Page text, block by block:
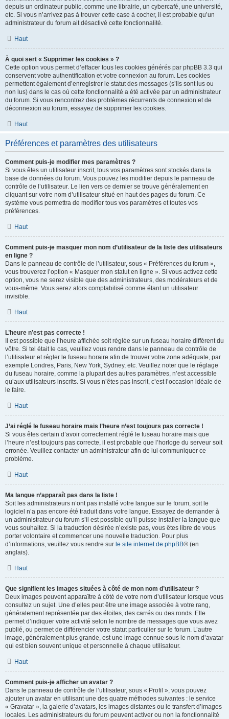
depuis un ordinateur public, comme une librairie, un cybercafé, une université,
etc. Si vous n’arrivez pas à trouver cette case à cocher, il est probable qu’un
administrateur du forum ait désactivé cette fonctionnalité.
Haut
À quoi sert « Supprimer les cookies » ?
Cette option vous permet d’effacer tous les cookies générés par phpBB 3.3 qui
conservent votre authentification et votre connexion au forum. Les cookies
permettent également d’enregistrer le statut des messages (s’ils sont lus ou
non lus) dans le cas où cette fonctionnalité a été activée par un administrateur
du forum. Si vous rencontrez des problèmes récurrents de connexion et de
déconnexion au forum, essayez de supprimer les cookies.
Haut
Préférences et paramètres des utilisateurs
Comment puis-je modifier mes paramètres ?
Si vous êtes un utilisateur inscrit, tous vos paramètres sont stockés dans la
base de données du forum. Vous pouvez les modifier depuis le panneau de
contrôle de l’utilisateur. Le lien vers ce dernier se trouve généralement en
cliquant sur votre nom d’utilisateur situé en haut des pages du forum. Ce
système vous permettra de modifier tous vos paramètres et toutes vos
préférences.
Haut
Comment puis-je masquer mon nom d’utilisateur de la liste des utilisateurs
en ligne ?
Dans le panneau de contrôle de l’utilisateur, sous « Préférences du forum »,
vous trouverez l’option « Masquer mon statut en ligne ». Si vous activez cette
option, vous ne serez visible que des administrateurs, des modérateurs et de
vous-même. Vous serez alors comptabilisé comme étant un utilisateur
invisible.
Haut
L’heure n’est pas correcte !
Il est possible que l’heure affichée soit réglée sur un fuseau horaire différent du
vôtre. Si tel était le cas, veuillez vous rendre dans le panneau de contrôle de
l’utilisateur et régler le fuseau horaire afin de trouver votre zone adéquate, par
exemple Londres, Paris, New York, Sydney, etc. Veuillez noter que le réglage
du fuseau horaire, comme la plupart des autres paramètres, n’est accessible
qu’aux utilisateurs inscrits. Si vous n’êtes pas inscrit, c’est l’occasion idéale de
le faire.
Haut
J’ai réglé le fuseau horaire mais l’heure n’est toujours pas correcte !
Si vous êtes certain d’avoir correctement réglé le fuseau horaire mais que
l’heure n’est toujours pas correcte, il est probable que l’horloge du serveur soit
erronée. Veuillez contacter un administrateur afin de lui communiquer ce
problème.
Haut
Ma langue n’apparaît pas dans la liste !
Soit les administrateurs n’ont pas installé votre langue sur le forum, soit le
logiciel n’a pas encore été traduit dans votre langue. Essayez de demander à
un administrateur du forum s’il est possible qu’il puisse installer la langue que
vous souhaitez. Si la traduction désirée n’existe pas, vous êtes libre de vous
porter volontaire et commencer une nouvelle traduction. Pour plus
d’informations, veuillez vous rendre sur le site internet de phpBB® (en
anglais).
Haut
Que signifient les images situées à côté de mon nom d’utilisateur ?
Deux images peuvent apparaître à côté de votre nom d’utilisateur lorsque vous
consultez un sujet. Une d’elles peut être une image associée à votre rang,
généralement représentée par des étoiles, des carrés ou des ronds. Elle
permet d’indiquer votre activité selon le nombre de messages que vous avez
publié, ou permet de différencier votre statut particulier sur le forum. L’autre
image, généralement plus grande, est une image connue sous le nom d’avatar
qui est bien souvent unique et personnelle à chaque utilisateur.
Haut
Comment puis-je afficher un avatar ?
Dans le panneau de contrôle de l’utilisateur, sous « Profil », vous pouvez
ajouter un avatar en utilisant une des quatre méthodes suivantes : le service
« Gravatar », la galerie d’avatars, les images distantes ou le transfert d’images
locales. Les administrateurs du forum peuvent activer ou non la fonctionnalité